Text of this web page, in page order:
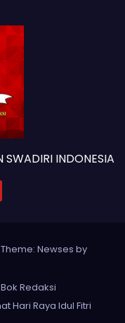
SWADIRI INDONESIA
Theme: Newses by
Bok Redaksi
Hari Raya Idul Fitri